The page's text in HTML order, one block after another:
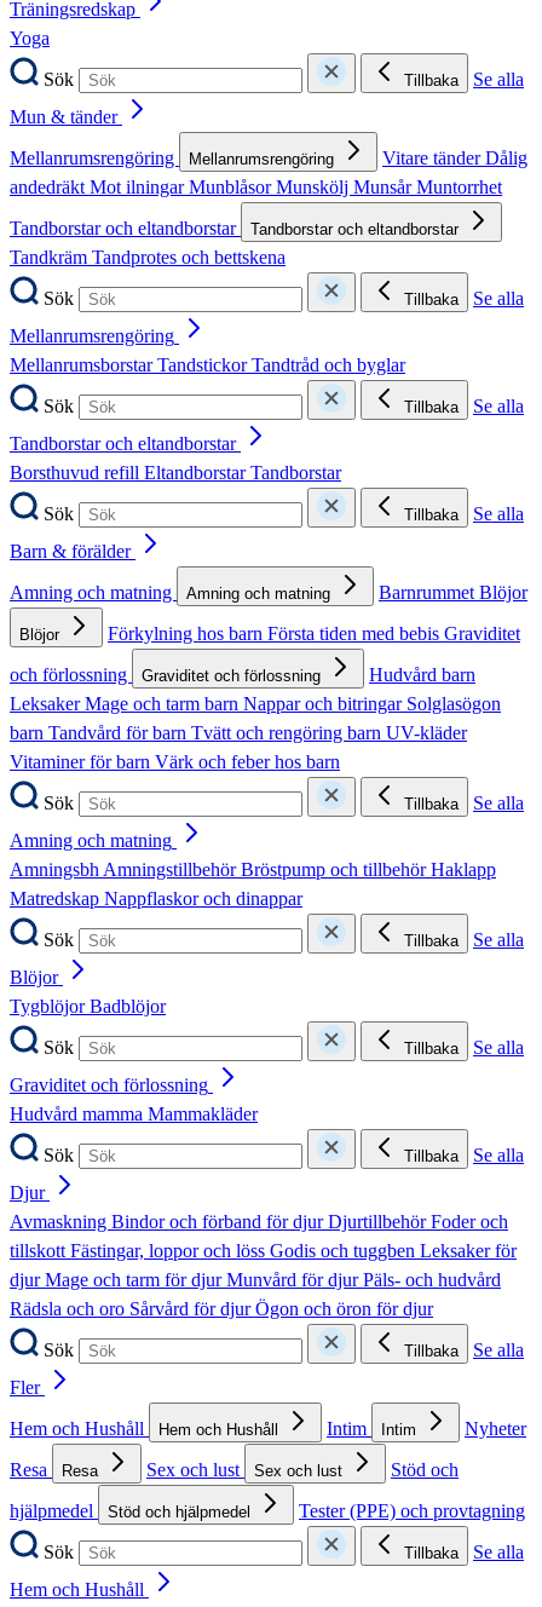
Träningsredskap
Yoga
Sök
Tillbaka
Se alla
Mun & tänder
Mellanrumsrengöring
Mellanrumsrengöring Vitare tänderDålig
andedräktMot ilningarMunblåsorMunskölj MunsårMuntorrhet
Tandborstar och eltandborstar
Tandborstar och eltandborstar
Tandkräm Tandprotes och bettskena
Sök
Tillbaka
Se alla
Mellanrumsrengöring
MellanrumsborstarTandstickorTandtråd och byglar
Sök
Tillbaka
Se alla
Tandborstar och eltandborstar
Borsthuvud refill EltandborstarTandborstar
Sök
Tillbaka
Se alla
Barn & förälder
Amning och matning
Amning och matning BarnrummetBlöjor
Blöjor Förkylning hos barn Första tiden med bebis Graviditet
och förlossning
Graviditet och förlossning
Hudvård barn
LeksakerMage och tarm barn Nappar och bitringar Solglasögon
barn Tandvård för barn Tvätt och rengöring barn UV-kläder
Vitaminer för barn Värk och feber hos barn
Sök
Tillbaka
Se alla
Amning och matning
AmningsbhAmningstillbehörBröstpump och tillbehörHaklapp
Matredskap Nappflaskor och dinappar
Sök
Tillbaka
Se alla
Blöjor
TygblöjorBadblöjor
Sök
Tillbaka
Se alla
Graviditet och förlossning
Hudvård mamma Mammakläder
Sök
Tillbaka
Se alla
Djur
Avmaskning Bindor och förband för djurDjurtillbehörFoder och
tillskottFästingar, loppor och löss Godis och tuggben Leksaker för
djurMage och tarm för djurMunvård för djurPäls- och hudvård
Rädsla och oro Sårvård för djurÖgon och öron för djur
Sök
Tillbaka
Se alla
Fler
Hem och Hushåll
Hem och Hushåll Intim Intim
Nyheter
Resa
Resa Sex och lust Sex och lust
Stöd och
hjälpmedel
Stöd och hjälpmedel
Tester (PPE) och provtagning
Sök
Tillbaka
Se alla
Hem och Hushåll